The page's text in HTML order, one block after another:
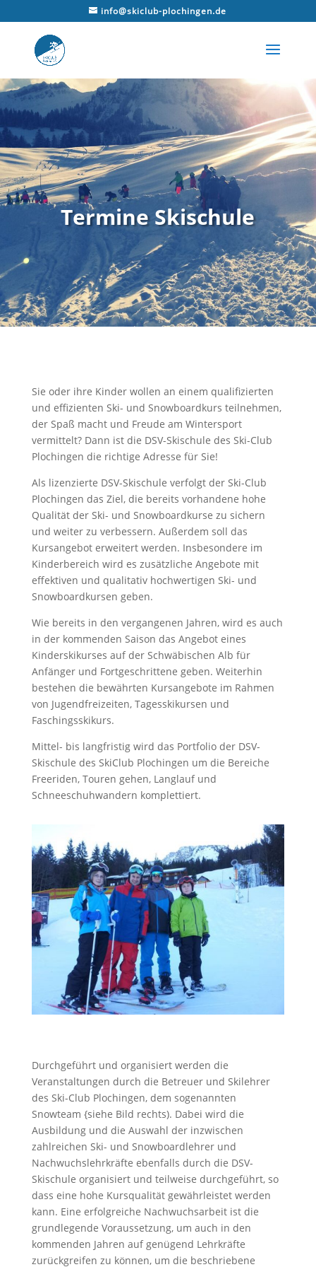
info@skiclub-plochingen.de
Termine Skischule
Sie oder ihre Kinder wollen an einem qualifizierten
und effizienten Ski- und Snowboardkurs teilnehmen,
der Spaß macht und Freude am Wintersport
vermittelt? Dann ist die DSV-Skischule des Ski-Club
Plochingen die richtige Adresse für Sie!
Als lizenzierte DSV-Skischule verfolgt der Ski-Club
Plochingen das Ziel, die bereits vorhandene hohe
Qualität der Ski- und Snowboardkurse zu sichern
und weiter zu verbessern. Außerdem soll das
Kursangebot erweitert werden. Insbesondere im
Kinderbereich wird es zusätzliche Angebote mit
effektiven und qualitativ hochwertigen Ski- und
Snowboardkursen geben.
Wie bereits in den vergangenen Jahren, wird es auch
in der kommenden Saison das Angebot eines
Kinderskikurses auf der Schwäbischen Alb für
Anfänger und Fortgeschrittene geben. Weiterhin
bestehen die bewährten Kursangebote im Rahmen
von Jugendfreizeiten, Tagesskikursen und
Faschingsskikurs.
Mittel- bis langfristig wird das Portfolio der DSV-
Skischule des Ski­Club Plochingen um die Bereiche
Freeriden, Touren gehen, Langlauf und
Schneeschuhwandern komplettiert.
Durchgeführt und organisiert werden die
Veranstaltungen durch die Betreuer und Skilehrer
des Ski-Club Plochingen, dem sogenannten
Snowteam {siehe Bild rechts). Dabei wird die
Ausbildung und die Auswahl der inzwischen
zahlreichen Ski- und Snowboardlehrer und
Nachwuchslehrkräfte ebenfalls durch die DSV-
Skischule organisiert und teilweise durchgeführt, so
dass eine hohe Kursqualität gewährleistet werden
kann. Eine erfolgreiche Nachwuchsarbeit ist die
grundlegende Voraussetzung, um auch in den
kommenden Jahren auf genügend Lehrkräfte
zurückgreifen zu können, um die beschriebene